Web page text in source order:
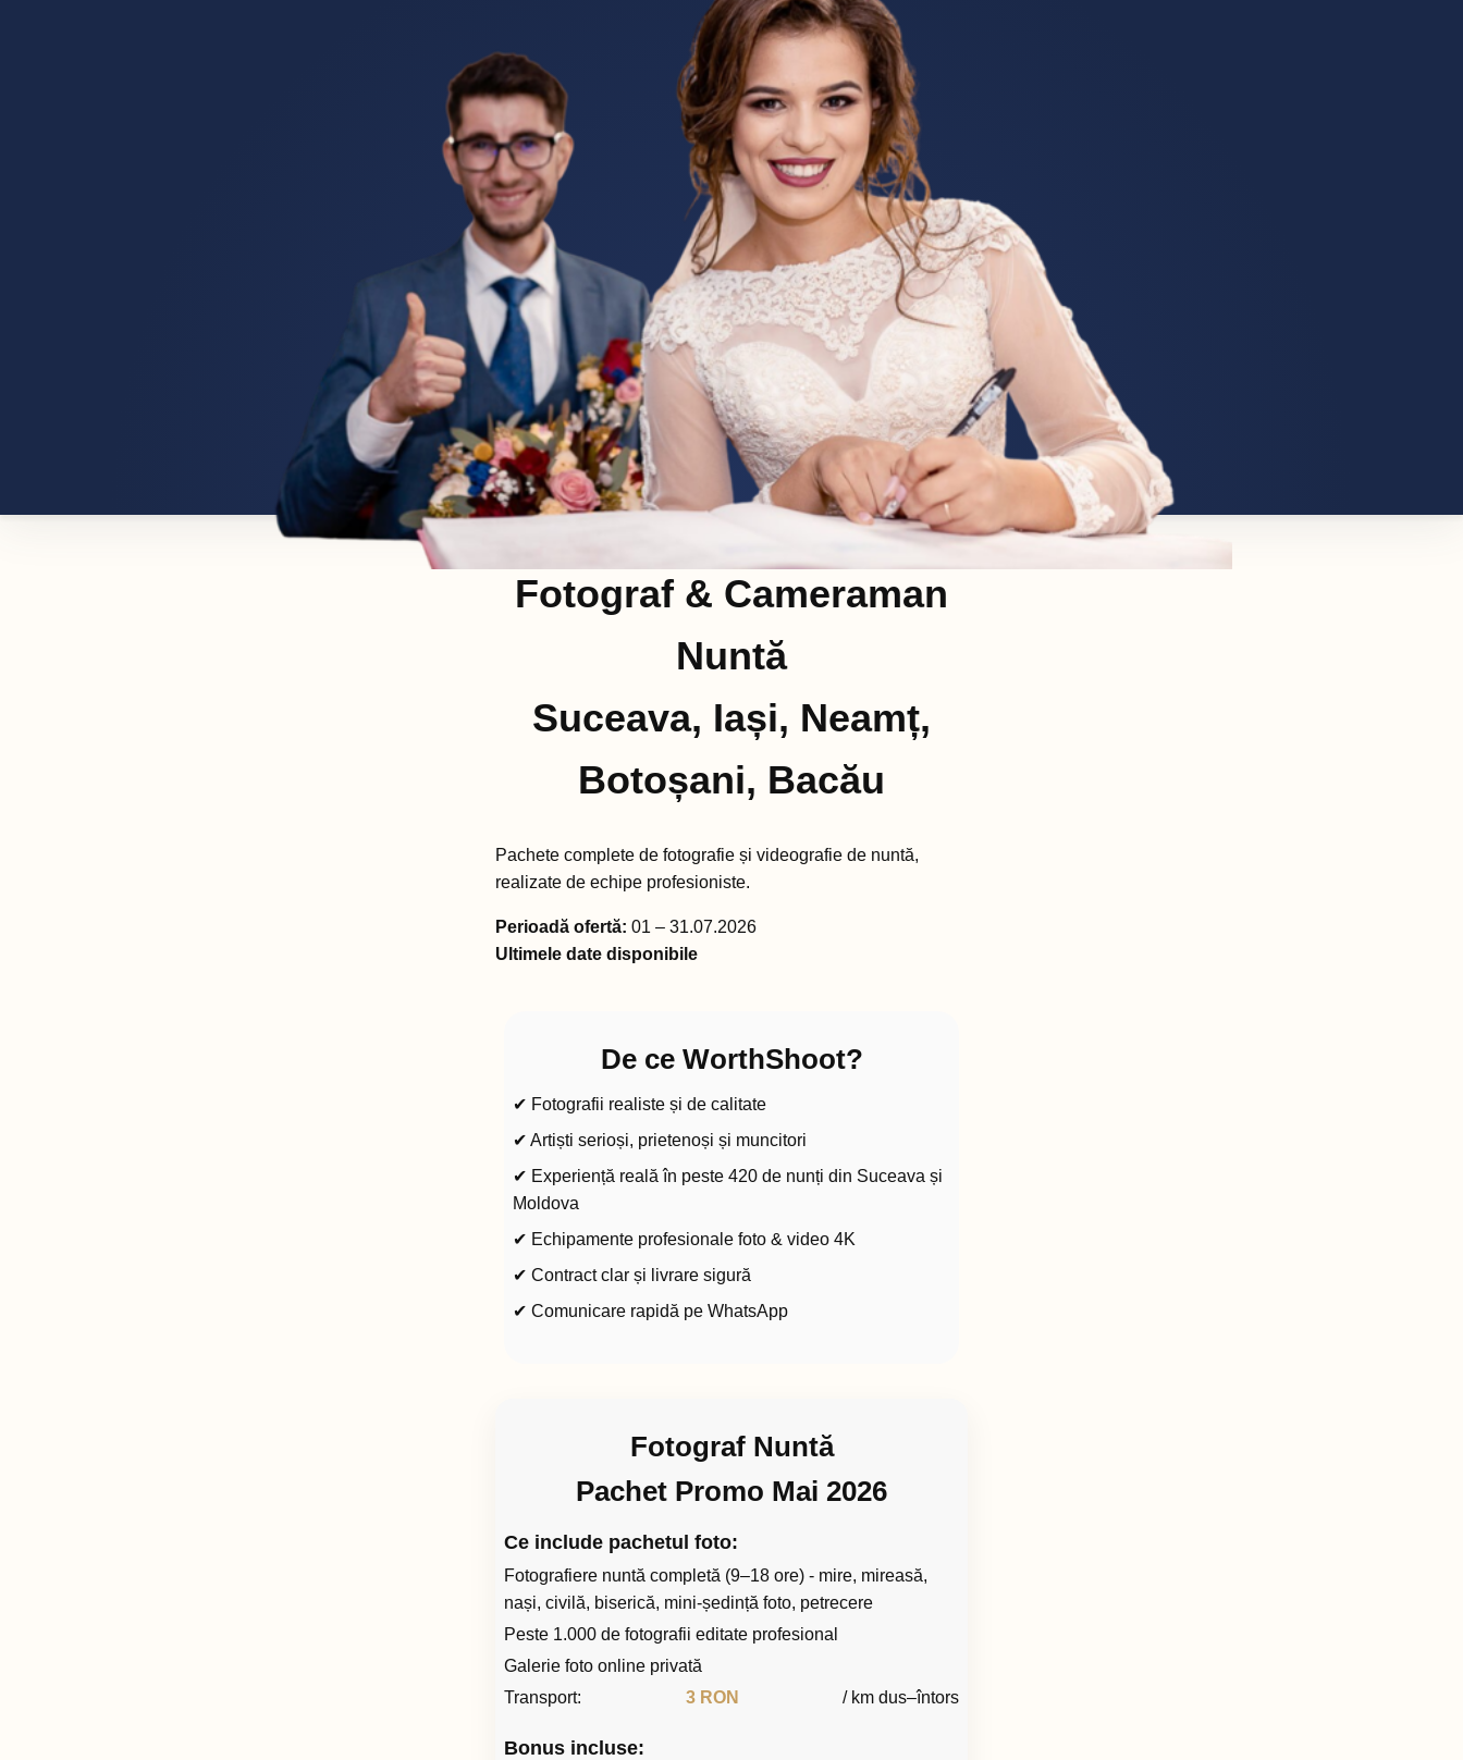
Fotograf & Cameraman
Nuntă
Suceava, Iași, Neamț,
Botoșani, Bacău
Pachete complete de fotografie și videografie de nuntă,
realizate de echipe profesioniste.
Perioadă ofertă: 01 – 31.07.2026
Ultimele date disponibile
De ce WorthShoot?
✔ Fotografii realiste și de calitate
✔ Artiști serioși, prietenoși și muncitori
✔ Experiență reală în peste 420 de nunți din Suceava și
Moldova
✔ Echipamente profesionale foto & video 4K
✔ Contract clar și livrare sigură
✔ Comunicare rapidă pe WhatsApp
Fotograf Nuntă
Pachet Promo Mai 2026
Ce include pachetul foto:
Fotografiere nuntă completă (9–18 ore) - mire, mireasă,
nași, civilă, biserică, mini-ședință foto, petrecere
Peste 1.000 de fotografii editate profesional
Galerie foto online privată
Transport:
3 RON / km dus–întors
Bonus incluse: